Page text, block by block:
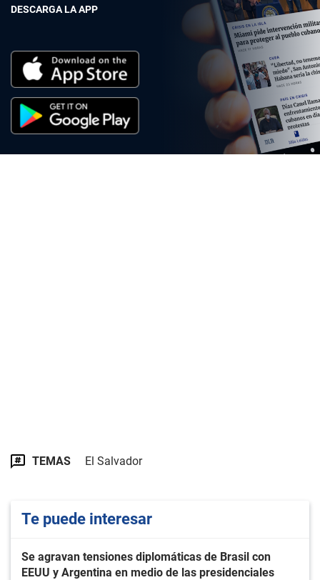
DESCARGA LA APP
TEMAS El Salvador
Te puede interesar
Se agravan tensiones diplomáticas de Brasil con
EEUU y Argentina en medio de las presidenciales